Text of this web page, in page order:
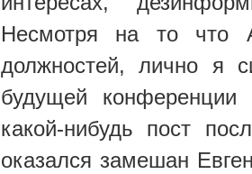
Несмотря на то что
должностей, лично я
будущей конференции
какой-нибудь пост
оказался замешан